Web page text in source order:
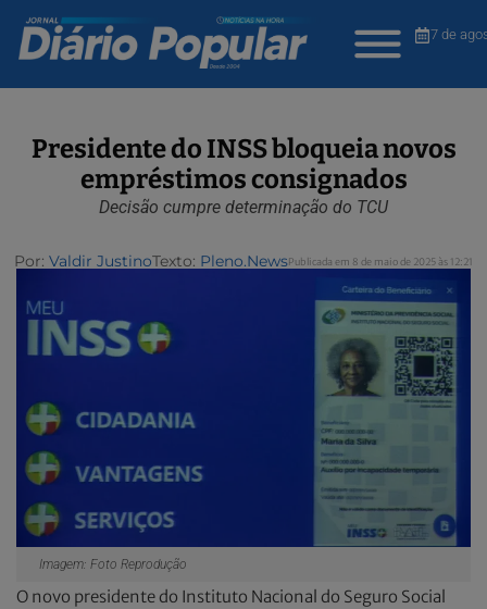
7 de
Presidente do INSS bloqueia novos
empréstimos consignados
Decisão cumpre determinação do TCU
Por: Valdir JustinoTexto: Pleno.NewsPublicada em 8 de maio de 2025 às 12:21
Imagem: Foto Reprodução
O novo presidente do Instituto Nacional do Seguro Social